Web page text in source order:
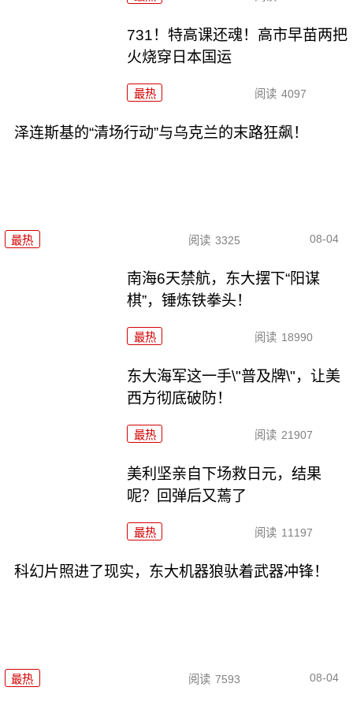
731！特高课还魂！高市早苗两把
火烧穿日本国运
最热 阅读 4097
泽连斯基的“清场行动”与乌克兰的末路狂飙！
最热 阅读 3325 08-04
南海6天禁航，东大摆下“阳谋
棋”，锤炼铁拳头！
最热 阅读 18990
东大海军这一手\"普及牌\"，让美
西方彻底破防！
最热 阅读 21907
美利坚亲自下场救日元，结果
呢？回弹后又蔫了
最热 阅读 11197
科幻片照进了现实，东大机器狼驮着武器冲锋！
最热 阅读 7593 08-04